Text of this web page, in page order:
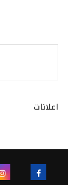
اعلانات